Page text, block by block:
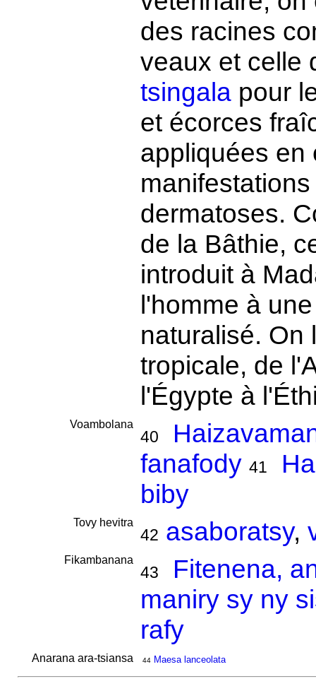
des racines
veaux et celle
tsingalapour
et écorces
appliquées en
dermatoses.
de la Bâthie,
introduit à
l'homme à
naturalisé. On
tropicale, de
l'Égypte à
Voambolana
40
fanafody 41
biby
Tovy hevitra
42 asaboratsy,
Fikambanana
43
Fitenena,
maniry sy ny
rafy
Anarana ara-tsiansa 44 Maesa lanceolata